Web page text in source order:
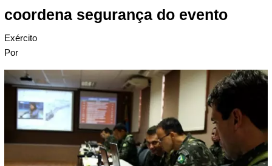
coordena segurança do evento
Exército
Por